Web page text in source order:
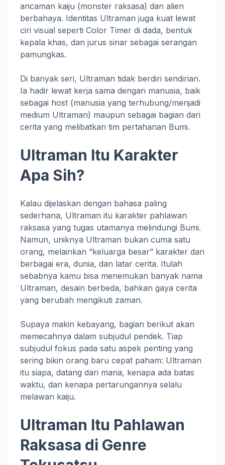
ancaman kaiju (monster raksasa) dan alien
berbahaya. Identitas Ultraman juga kuat lewat
ciri visual seperti Color Timer di dada, bentuk
kepala khas, dan jurus sinar sebagai serangan
pamungkas.
Di banyak seri, Ultraman tidak berdiri sendirian.
Ia hadir lewat kerja sama dengan manusia, baik
sebagai host (manusia yang terhubung/menjadi
medium Ultraman) maupun sebagai bagian dari
cerita yang melibatkan tim pertahanan Bumi.
Ultraman Itu Karakter
Apa Sih?
Kalau dijelaskan dengan bahasa paling
sederhana, Ultraman itu karakter pahlawan
raksasa yang tugas utamanya melindungi Bumi.
Namun, uniknya Ultraman bukan cuma satu
orang, melainkan “keluarga besar” karakter dari
berbagai era, dunia, dan latar cerita. Itulah
sebabnya kamu bisa menemukan banyak nama
Ultraman, desain berbeda, bahkan gaya cerita
yang berubah mengikuti zaman.
Supaya makin kebayang, bagian berikut akan
memecahnya dalam subjudul pendek. Tiap
subjudul fokus pada satu aspek penting yang
sering bikin orang baru cepat paham: Ultraman
itu siapa, datang dari mana, kenapa ada batas
waktu, dan kenapa pertarungannya selalu
melawan kaiju.
Ultraman Itu Pahlawan
Raksasa di Genre